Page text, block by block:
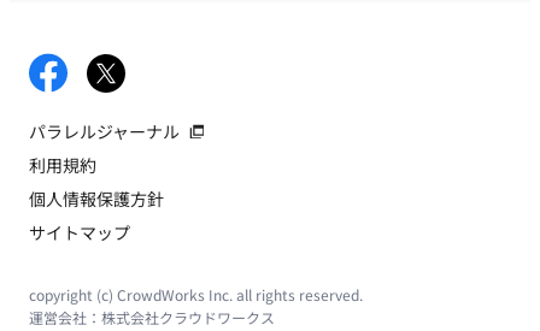
パラレルジャーナル
利用規約
個人情報保護方針
サイトマップ
copyright (c) CrowdWorks Inc. all rights reserved.
運営会社： 株式会社クラウドワークス